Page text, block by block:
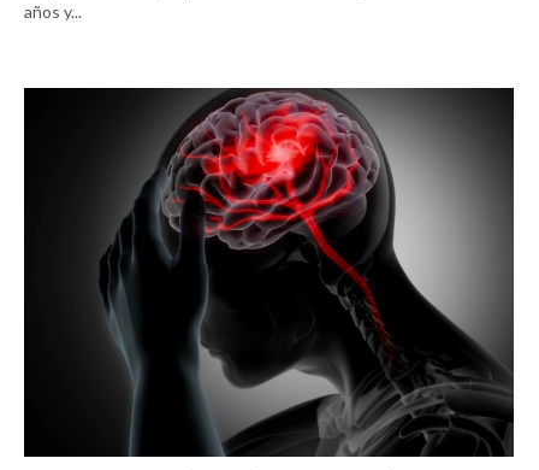
años y...